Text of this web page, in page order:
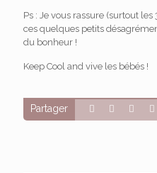
Ps : Je vous rassure (surtout
ces quelques petits
du bonheur !
Keep Cool and vive les bébés !
Partager